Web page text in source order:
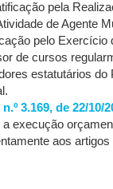
pela
de Agente
pelo Exercício
de cursos
estatutários do
3.169, de 22/10/
execução
aos artigos